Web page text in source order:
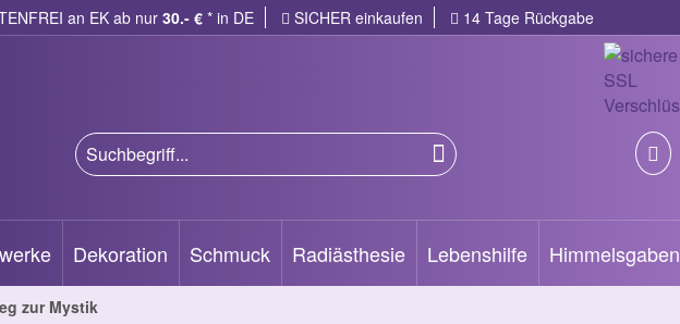
an EK ab nur 30.- € * in DE SICHER einkaufen 14 Tage Rückgabe
Dekoration Schmuck Radiästhesie Lebenshilfe Himmelsgaben
zur Mystik